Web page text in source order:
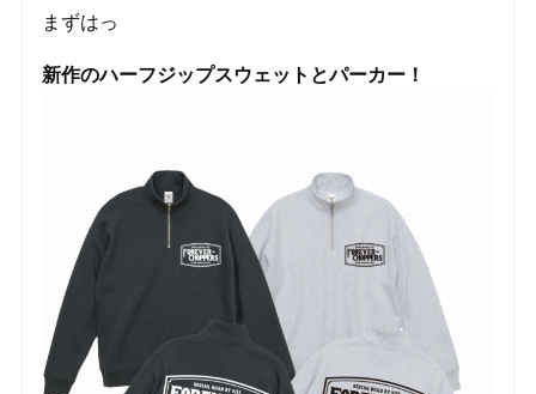
まずはっ
新作のハーフジップスウェットとパーカー！